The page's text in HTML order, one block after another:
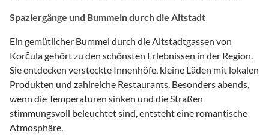
Spaziergänge und Bummeln durch die Altstadt
Ein gemütlicher Bummel durch die Altstadtgassen von
Korčula gehört zu den schönsten Erlebnissen in der Region.
Sie entdecken versteckte Innenhöfe, kleine Läden mit lokalen
Produkten und zahlreiche Restaurants. Besonders abends,
wenn die Temperaturen sinken und die Straßen
stimmungsvoll beleuchtet sind, entsteht eine romantische
Atmosphäre.